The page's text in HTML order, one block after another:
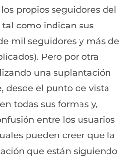
propios seguidores del
como indican sus
mil seguidores y más de
Pero por otra
una suplantación
desde el punto de vista
todas sus formas y,
entre los usuarios
pueden creer que la
que están siguiendo